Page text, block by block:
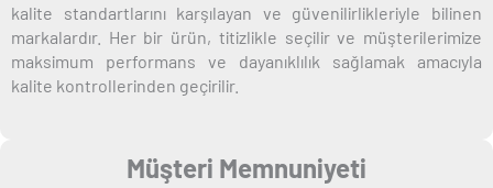
kalite standartlarını karşılayan ve güvenilirlikleriyle bilinen
markalardır. Her bir ürün, titizlikle seçilir ve müşterilerimize
maksimum performans ve dayanıklılık sağlamak amacıyla
kalite kontrollerinden geçirilir.
Müşteri Memnuniyeti